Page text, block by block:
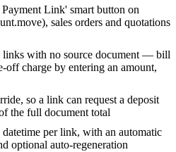
Link' smart button on
sales orders and quotations
links with no source document — bill
off charge by entering an amount,
so a link can request a deposit
the full document total
per link, with an automatic
optional auto-regeneration